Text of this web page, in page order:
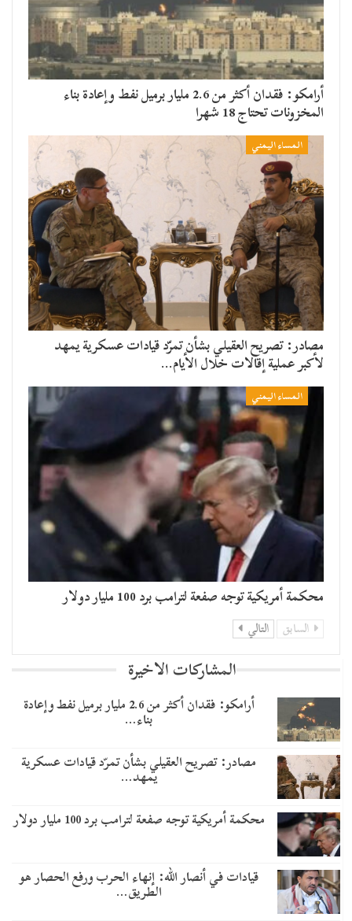
أرامكو: فقدان أكثر من 2.6 مليار برميل نفط وإعادة بناء
المخزونات تحتاج 18 شهرا
المساء اليمني
مصادر: تصريح العقيلي بشأن تمرّد قيادات عسكرية يمهد
لأكبر عملية إقالات خلال الأيام…
المساء اليمني
محكمة أمريكية توجه صفعة لترامب برد 100 مليار دولار
السابق التالي
المشاركات الاخيرة
أرامكو: فقدان أكثر من 2.6 مليار برميل نفط وإعادة
بناء…
مصادر: تصريح العقيلي بشأن تمرّد قيادات عسكرية
يمهد…
محكمة أمريكية توجه صفعة لترامب برد 100 مليار دولار
قيادات في أنصار الله: إنهاء الحرب ورفع الحصار هو
الطريق…